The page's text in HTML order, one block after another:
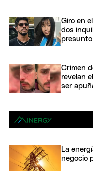
Giro en
dos
Crimen
revelan
ser
La
negocio